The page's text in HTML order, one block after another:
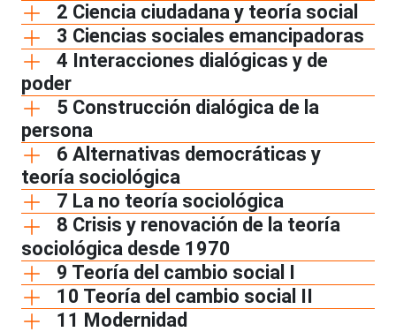
2 Ciencia ciudadana y teoría social
3 Ciencias sociales emancipadoras
4 Interacciones dialógicas y de
poder
5 Construcción dialógica de la
persona
6 Alternativas democráticas y
teoría sociológica
7 La no teoría sociológica
8 Crisis y renovación de la teoría
sociológica desde 1970
9 Teoría del cambio social I
10 Teoría del cambio social II
11 Modernidad